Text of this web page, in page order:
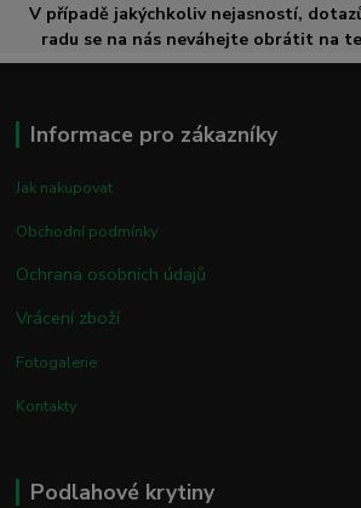
V případě jakýchkoliv nejasností,
radu se na nás neváhejte obrátit na
Informace pro zákazníky
Jak nakupovat
Obchodní podmínky
Ochrana osobních údajů
Vrácení zboží
Fotogalerie
Kontakty
Podlahové krytiny